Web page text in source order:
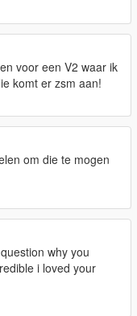
voor een V2 waar ik
komt er zsm aan!
om die te mogen
why you
i loved your